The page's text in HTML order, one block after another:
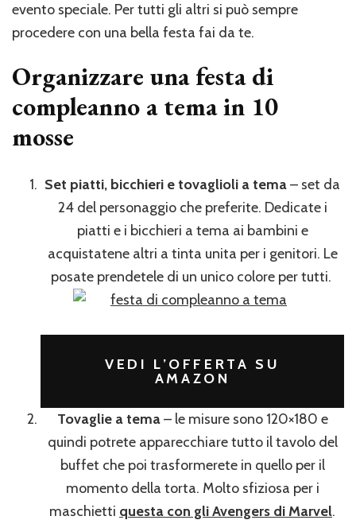
evento speciale. Per tutti gli altri si può sempre
procedere con una bella festa fai da te.
Organizzare una festa di
compleanno a tema in 10
mosse
Set piatti, bicchieri e tovaglioli a tema– set da
24 del personaggio che preferite. Dedicate i
piatti e i bicchieri a tema ai bambini e
acquistatene altri a tinta unita per i genitori. Le
posate prendetele di un unico colore per tutti.
VEDI L’OFFERTA SU
AMAZON
Tovaglie a tema– le misure sono 120×180 e
quindi potrete apparecchiare tutto il tavolo del
buffet che poi trasformerete in quello per il
momento della torta. Molto sfiziosa per i
maschietti questa con gli Avengers di Marvel.